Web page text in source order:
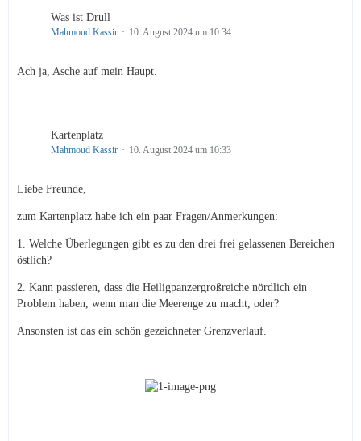
Was ist Drull
Mahmoud Kassir 10. August 2024 um 10:34
Ach ja, Asche auf mein Haupt.
Kartenplatz
Mahmoud Kassir 10. August 2024 um 10:33
Liebe Freunde,
zum Kartenplatz habe ich ein paar Fragen/Anmerkungen:
1. Welche Überlegungen gibt es zu den drei frei gelassenen Bereichen
östlich?
2. Kann passieren, dass die Heiligpanzergroßreiche nördlich ein
Problem haben, wenn man die Meerenge zu macht, oder?
Ansonsten ist das ein schön gezeichneter Grenzverlauf.